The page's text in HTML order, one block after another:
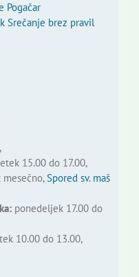
Pogačar
Srečanje brez pravil
15.00 do 17.00,
Spored sv. maš
ponedeljek 17.00 do
10.00 do 13.00,